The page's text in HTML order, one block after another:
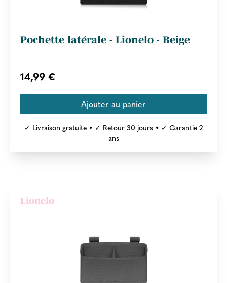
Pochette latérale - Lionelo - Beige
14,99 €
✓ Livraison gratuite • ✓ Retour 30 jours • ✓ Garantie 2
ans
Lionelo